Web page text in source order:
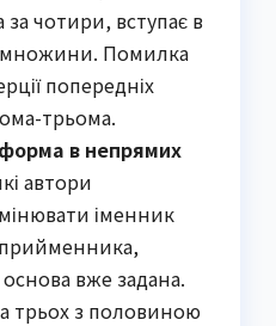
за чотири, вступає в
Помилка
попередніх
трьома.
в непрямих
автори
іменник
прийменника,
вже задана.
трьох з половиною